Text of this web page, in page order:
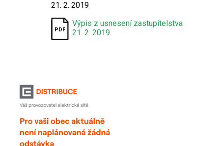
21. 2. 2019
Výpis z usnesení zastupitelstva
21. 2. 2019